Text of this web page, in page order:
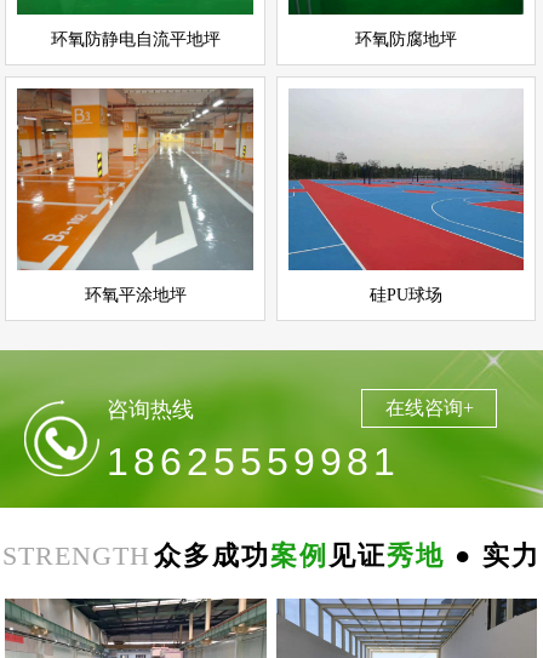
环氧防静电自流平地坪 环氧防腐地坪
环氧平涂地坪
环氧平涂地坪
环氧地坪
立即询问
硅PU球场
硅PU球场
运动场地坪
查看详情
立即询问
咨询热线
18625559981
在线咨询+
STRENGTH 众多成功案例 见证秀地 ● 实力
郑
州
思
念
食
品
环
氧
自
平 南
阳
地
下
停
车
场
无
震
防